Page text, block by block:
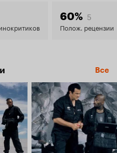
60% 5
Полож. рецензии
Все